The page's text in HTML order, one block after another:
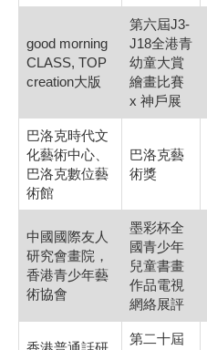
good morning
CLASS, TOP
creation大版
第六屆J3-
J18全港青
幼童大賞
繪畫比賽
x 神戶展
巴洛克時代文
化藝術中心、
巴洛克數位藝
術館
巴洛克藝
術獎
中國國際友人
研究會畫院，
香港青少年藝
術協會
墨彩杯全
國青少年
兒童書畫
作品電視
網絡展評
第二十屆